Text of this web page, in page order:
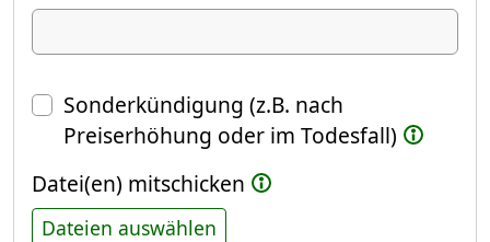
Datum
Sonderkündigung (z.B. nach
Preiserhöhung oder im Todesfall)
Datei(en) mitschicken
Dateien auswählen